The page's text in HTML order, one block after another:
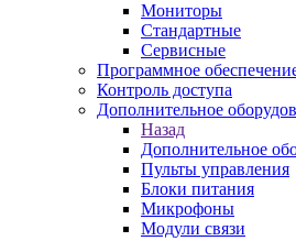
Мониторы
Стандартные
Сервисные
Программное
Контроль доступа
Дополнительное
Назад
Дополнительное
Пульты управления
Блоки питания
Микрофоны
Модули связи